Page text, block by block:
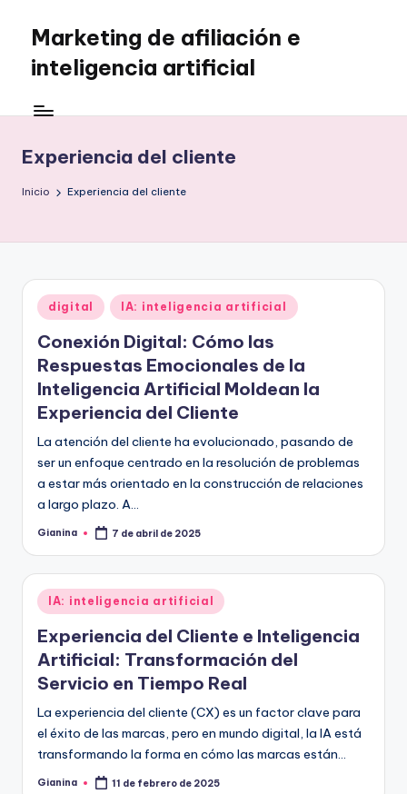
Saltar
contenido
Marketing de afiliación e
inteligencia artificial
Experiencia del cliente
Inicio Experiencia del cliente
Publicado
en
digital IA: inteligencia artificial
Conexión Digital: Cómo las
Respuestas Emocionales de la
Inteligencia Artificial Moldean la
Experiencia del Cliente
La atención del cliente ha evolucionado, pasando de
ser un enfoque centrado en la resolución de problemas
a estar más orientado en la construcción de relaciones
a largo plazo. A…
Publicado
Gianina 7 de abril de 2025
Publicado
en
IA: inteligencia artificial
Experiencia del Cliente e Inteligencia
Artificial: Transformación del
Servicio en Tiempo Real
La experiencia del cliente (CX) es un factor clave para
el éxito de las marcas, pero en mundo digital, la IA está
transformando la forma en cómo las marcas están…
Publicado
Gianina 11 de febrero de 2025